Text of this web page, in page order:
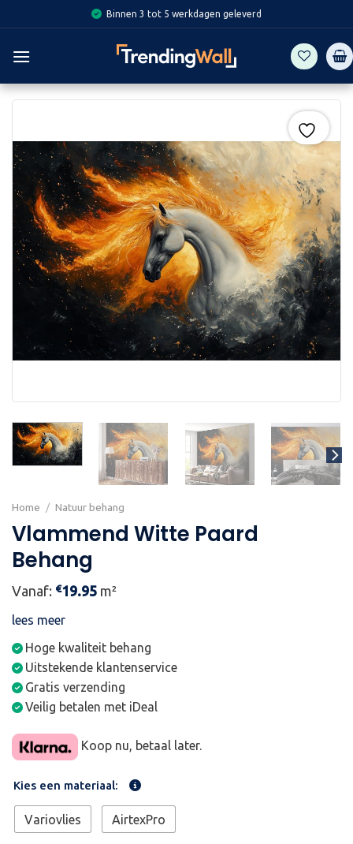
to
content
Binnen 3 tot 5 werkdagen geleverd
Home / Natuur behang
Vlammend Witte Paard
Behang
Vanaf: €19.95 m²
lees meer
Hoge kwaliteit behang
Uitstekende klantenservice
Gratis verzending
Veilig betalen met iDeal
Koop nu, betaal later.
Kies een materiaal:
Variovlies AirtexPro